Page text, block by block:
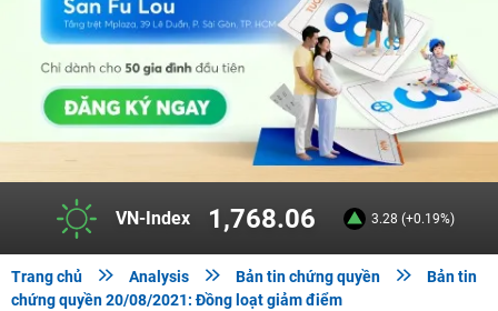
VN-Index 1,768.06 3.28 (+0.19%)
Trang chủ  Analysis  Bản tin chứng quyền 
Bản tin
chứng quyền 20/08/2021: Đồng loạt giảm điểm